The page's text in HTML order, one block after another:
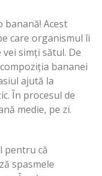
banană! Acest
care organismul îi
simți sătul. De
bananei
ajută la
În procesul de
medie, pe zi.
pentru că
spasmele